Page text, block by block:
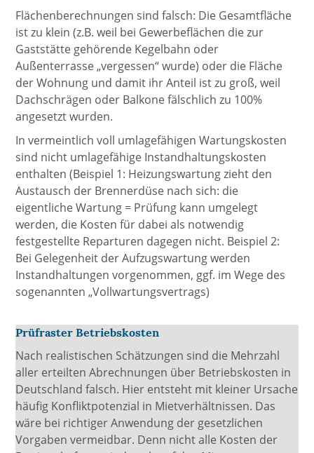
Flächenberechnungen sind falsch: Die Gesamtfläche
ist zu klein (z.B. weil bei Gewerbeflächen die zur
Gaststätte gehörende Kegelbahn oder
Außenterrasse „vergessen“ wurde) oder die Fläche
der Wohnung und damit ihr Anteil ist zu groß, weil
Dachschrägen oder Balkone fälschlich zu 100%
angesetzt wurden.
In vermeintlich voll umlagefähigen Wartungskosten
sind nicht umlagefähige Instandhaltungskosten
enthalten (Beispiel 1: Heizungswartung zieht den
Austausch der Brennerdüse nach sich: die
eigentliche Wartung = Prüfung kann umgelegt
werden, die Kosten für dabei als notwendig
festgestellte Reparturen dagegen nicht. Beispiel 2:
Bei Gelegenheit der Aufzugswartung werden
Instandhaltungen vorgenommen, ggf. im Wege des
sogenannten „Vollwartungsvertrags)
Prüfraster Betriebskosten
Nach realistischen Schätzungen sind die Mehrzahl
aller erteilten Abrechnungen über Betriebskosten in
Deutschland falsch. Hier entsteht mit kleiner Ursache
häufig Konfliktpotenzial in Mietverhältnissen. Das
wäre bei richtiger Anwendung der gesetzlichen
Vorgaben vermeidbar. Denn nicht alle Kosten der